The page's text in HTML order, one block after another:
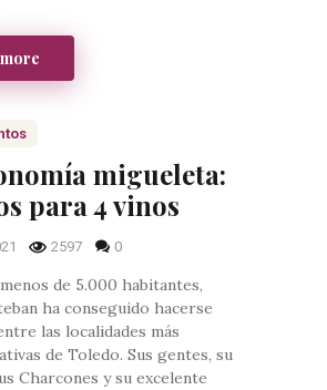
migueleta:
para 4 vinos
2597 0
de 5.000 habitantes,
ha conseguido hacerse
las localidades más
de Toledo. Sus gentes, su
Charcones y su excelente